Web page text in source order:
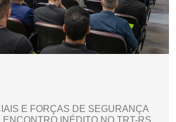
E FORÇAS DE SEGURANÇA
INÉDITO NO TRT-RS